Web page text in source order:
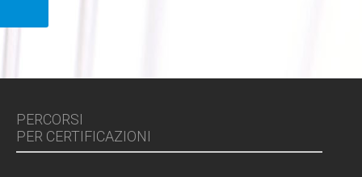
PERCORSI
PER CERTIFICAZIONI